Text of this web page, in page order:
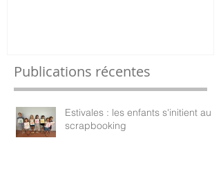
Publications récentes
Estivales : les enfants s'initient au
scrapbooking